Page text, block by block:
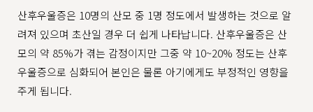
산후우울증은 10명의 산모 중 1명 정도에서 발생하는 것으로 알
려져 있으며 초산일 경우 더 쉽게 나타납니다. 산후우울증은 산
모의 약 85%가 겪는 감정이지만 그중 약 10~20% 정도는 산후
우울증으로 심화되어 본인은 물론 아기에게도 부정적인 영향을
주게 됩니다.